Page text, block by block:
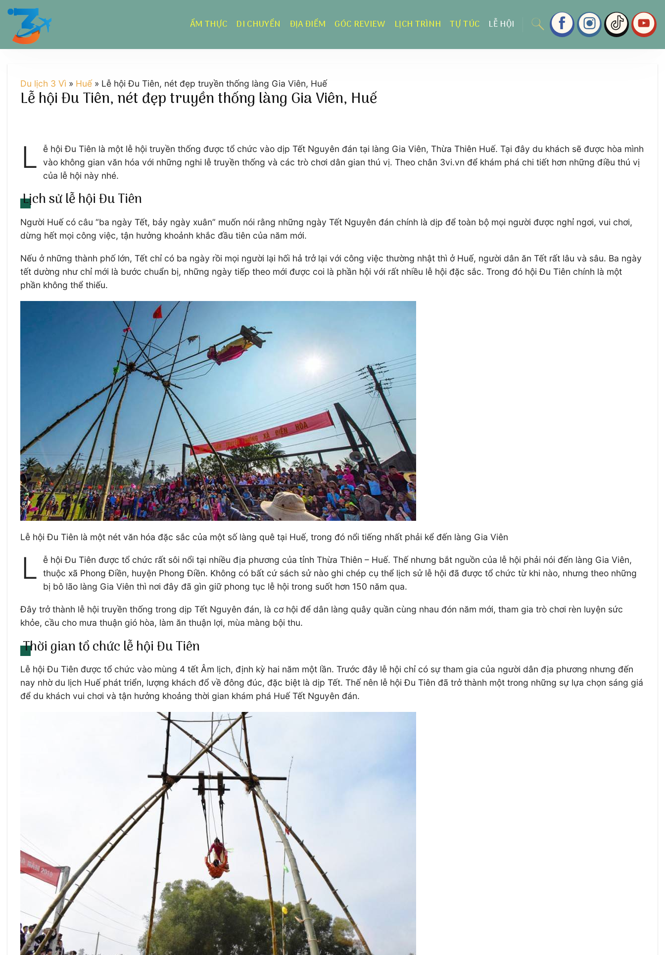
Chuyển
dung
ẨM THỰC DI CHUYỂN ĐỊA ĐIỂM GÓC REVIEW LỊCH TRÌNH TỰ TÚC LỄ HỘI
Du lịch 3 Vì » Huế » Lễ hội Đu Tiên, nét đẹp truyền thống làng Gia Viên, Huế
Lễ hội Đu Tiên, nét đẹp truyền thống làng Gia Viên, Huế
L
ễ hội Đu Tiên là một lễ hội truyền thống được tổ chức vào dịp Tết Nguyên đán tại làng Gia Viên, Thừa Thiên Huế. Tại đây du khách sẽ được hòa mình
vào không gian văn hóa với những nghi lễ truyền thống và các trò chơi dân gian thú vị. Theo chân 3vi.vn để khám phá chi tiết hơn những điều thú vị
của lễ hội này nhé.
Lịch sử lễ hội Đu Tiên
Người Huế có câu “ba ngày Tết, bảy ngày xuân” muốn nói rằng những ngày Tết Nguyên đán chính là dịp để toàn bộ mọi người được nghỉ ngơi, vui chơi,
dừng hết mọi công việc, tận hưởng khoảnh khắc đầu tiên của năm mới.
Nếu ở những thành phố lớn, Tết chỉ có ba ngày rồi mọi người lại hối hả trở lại với công việc thường nhật thì ở Huế, người dân ăn Tết rất lâu và sâu. Ba ngày
tết dường như chỉ mới là bước chuẩn bị, những ngày tiếp theo mới được coi là phần hội với rất nhiều lễ hội đặc sắc. Trong đó hội Đu Tiên chính là một
phần không thể thiếu.
Lễ hội Đu Tiên là một nét văn hóa đặc sắc của một số làng quê tại Huế, trong đó nổi tiếng nhất phải kể đến làng Gia Viên
L
ễ hội Đu Tiên được tổ chức rất sôi nổi tại nhiều địa phương của tỉnh Thừa Thiên – Huế. Thế nhưng bắt nguồn của lễ hội phải nói đến làng Gia Viên,
thuộc xã Phong Điền, huyện Phong Điền. Không có bất cứ sách sử nào ghi chép cụ thể lịch sử lễ hội đã được tổ chức từ khi nào, nhưng theo những
bị bô lão làng Gia Viên thì nơi đây đã gìn giữ phong tục lễ hội trong suốt hơn 150 năm qua.
Đây trở thành lễ hội truyền thống trong dịp Tết Nguyên đán, là cơ hội để dân làng quây quần cùng nhau đón năm mới, tham gia trò chơi rèn luyện sức
khỏe, cầu cho mưa thuận gió hòa, làm ăn thuận lợi, mùa màng bội thu.
Thời gian tổ chức lễ hội Đu Tiên
Lễ hội Đu Tiên được tổ chức vào mùng 4 tết Âm lịch, định kỳ hai năm một lần. Trước đây lễ hội chỉ có sự tham gia của người dân địa phương nhưng đến
nay nhờ du lịch Huế phát triển, lượng khách đổ về đông đúc, đặc biệt là dịp Tết. Thế nên lễ hội Đu Tiên đã trở thành một trong những sự lựa chọn sáng giá
để du khách vui chơi và tận hưởng khoảng thời gian khám phá Huế Tết Nguyên đán.